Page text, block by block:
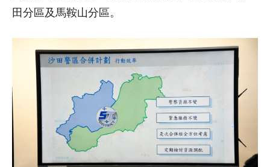
田分區及馬鞍山分區。